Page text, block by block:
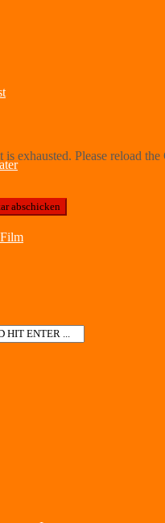
is exhausted. Please reload